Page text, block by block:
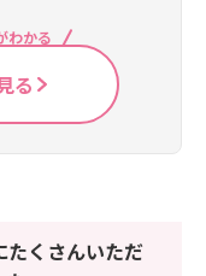
わかる
る
たくさんいただ